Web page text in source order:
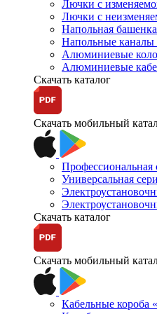
Лючки с
Лючки с
Напольная
Напольные каналы
Алюминиевые
Алюминиевые
Скачать каталог
Скачать мобильный
Универсальная
Скачать каталог
Скачать мобильный
Кабельные короба